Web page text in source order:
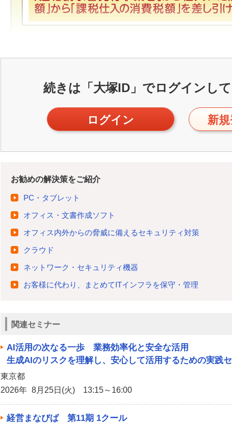
続きは「大塚ID」でログインし
ログイン 新
お勧めの解決策をご紹介
PC・タブレット
オフィス・文書作成ソフト
オフィス内外からの脅威に備えるセキュリティ対策
クラウド
ネットワーク・セキュリティ機器
お客様に代わり、まとめてITインフラを保守・管理
関連セミナー
AI活用の次なる一歩 業務効率化と安全な活用
生成AIのリスクを理解し、安心して活用するための実践
東京都
2026年 8月25日(火) 13:15～16:00
経営まなびば 第11期 1クール